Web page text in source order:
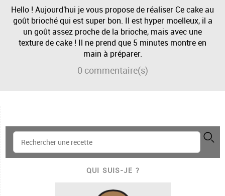
Hello ! Aujourd'hui je vous propose de réaliser Ce cake au
goût brioché qui est super bon. Il est hyper moelleux, il a
un goût assez proche de la brioche, mais avec une
texture de cake ! Il ne prend que 5 minutes montre en
main à préparer.
0 commentaire(s)
QUI SUIS-JE ?